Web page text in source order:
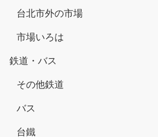
台北市外の市場
市場いろは
鉄道・バス
その他鉄道
バス
台鐵